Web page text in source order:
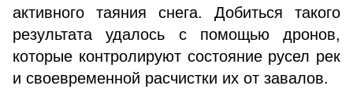
активного таяния снега. Добиться такого
результата удалось с помощью дронов,
которые контролируют состояние русел рек
и своевременной расчистки их от завалов.